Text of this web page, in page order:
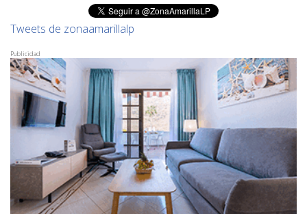
Tweets de zonaamarillalp
Publicidad